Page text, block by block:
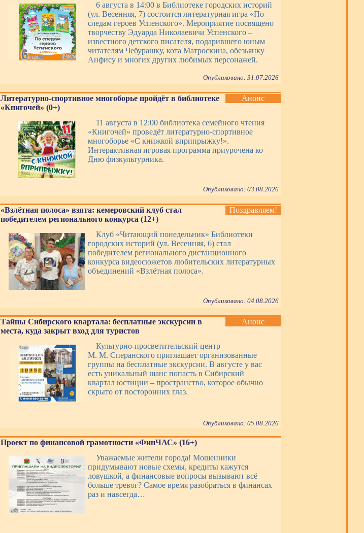
6 августа в 14:00 в Библиотеке городских историй
(ул. Весенняя, 7) состоится литературная игра «По
следам героев Успенского». Мероприятие посвящено
творчеству Эдуарда Николаевича Успенского –
известного детского писателя, подарившего юным
читателям Чебурашку, кота Матроскина, обезьянку
Анфису и многих других любимых персонажей.
Опубликовано: 31.07.2026
Литературно-спортивное многоборье пройдёт в библиотеке
«Книгочей» (0+)
Анонс
11 августа в 12:00 библиотека семейного чтения
«Книгочей» проведёт литературно-спортивное
многоборье «С книжкой вприпрыжку!».
Интерактивная игровая программа приурочена ко
Дню физкультурника.
Опубликовано: 03.08.2026
«Взлётная полоса» взята: кемеровский клуб стал
победителем регионального конкурса (12+)
Поздравляем!
Клуб «Читающий понедельник» Библиотеки
городских историй (ул. Весенняя, 6) стал
победителем регионального дистанционного
конкурса видеосюжетов любительских литературных
объединений «Взлётная полоса».
Опубликовано: 04.08.2026
Тайны Сибирского квартала: бесплатные экскурсии в
места, куда закрыт вход для туристов
Анонс
Культурно-просветительский центр
М. М. Сперанского приглашает организованные
группы на бесплатные экскурсии. В августе у вас
есть уникальный шанс попасть в Сибирский
квартал юстиции – пространство, которое обычно
скрыто от посторонних глаз.
Опубликовано: 05.08.2026
Проект по финансовой грамотности «ФинЧАС» (16+)
Уважаемые жители города! Мошенники
придумывают новые схемы, кредиты кажутся
ловушкой, а финансовые вопросы вызывают всё
больше тревог? Самое время разобраться в финансах
раз и навсегда…